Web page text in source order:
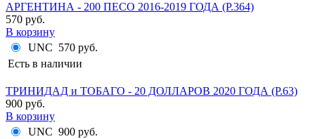
АРГЕНТИНА - 200 ПЕСО 2016-2019 ГОДА (P.364)
570 руб.
В корзину
UNC 570 руб.
Есть в наличии
ТРИНИДАД и ТОБАГО - 20 ДОЛЛАРОВ 2020 ГОДА (P.63)
900 руб.
В корзину
UNC 900 руб.